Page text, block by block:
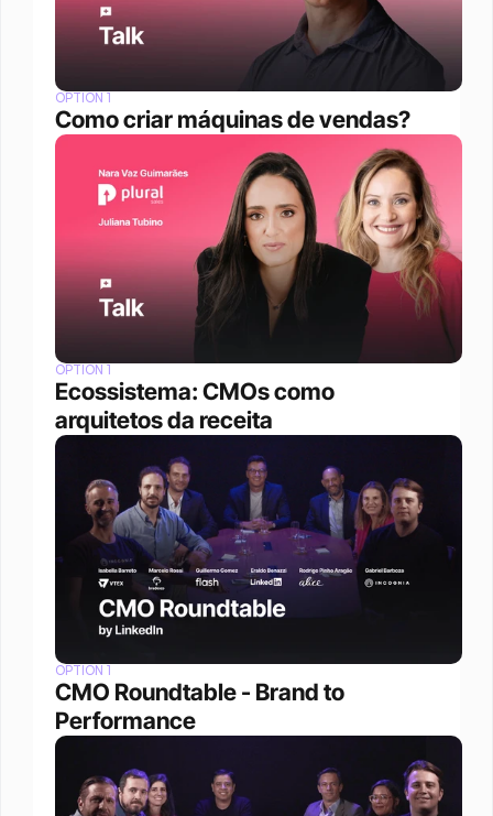
OPTION 1
Como criar máquinas de vendas?
OPTION 1
Ecossistema: CMOs como
arquitetos da receita
OPTION 1
CMO Roundtable - Brand to
Performance